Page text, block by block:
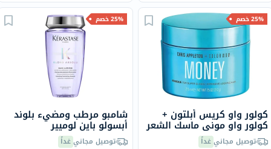
25% خصم
كولور واو كريس أبلتون +
كولور واو موني ماسك الشعر
لشعر فائق اللمعان 215 مل
توصيل مجانيغداً
25% خصم
شامبو مرطب ومضيء بلوند
أبسولو باين لوميير
كيراستاس، 250 مل
توصيل مجانيغداً